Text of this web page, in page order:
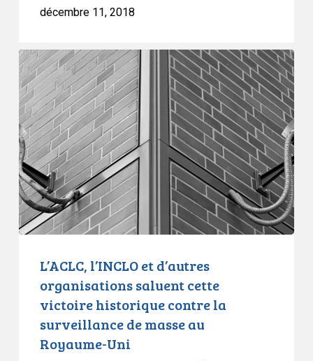
décembre 11, 2018
L’ACLC,
l’INCLO
et
d’autres
organisations
saluent
cette
victoire
historique
contre
la
masse
Royaume-
L’ACLC, l’INCLO et d’autres
organisations saluent cette
victoire historique contre la
surveillance de masse au
Royaume-Uni